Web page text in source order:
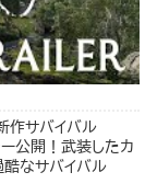
作サバイバル
公開！武装したカ
酷なサバイバル